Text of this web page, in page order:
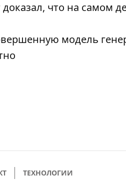
что на самом
модель
ТЕХНОЛОГИИ